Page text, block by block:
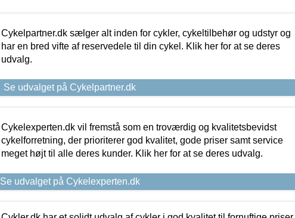
Cykelpartner.dk sælger alt inden for cykler, cykeltilbehør og udstyr og
har en bred vifte af reservedele til din cykel. Klik her for at se deres
udvalg.
Se udvalget på Cykelpartner.dk
Cykelexperten.dk vil fremstå som en troværdig og kvalitetsbevidst
cykelforretning, der prioriterer god kvalitet, gode priser samt service
meget højt til alle deres kunder. Klik her for at se deres udvalg.
Se udvalget på Cykelexperten.dk